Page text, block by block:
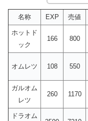
名称 EXP 売値
ホットド
ック
166 800
オムレツ 108 550
ガルオム
レツ
260 1170
ドラオム